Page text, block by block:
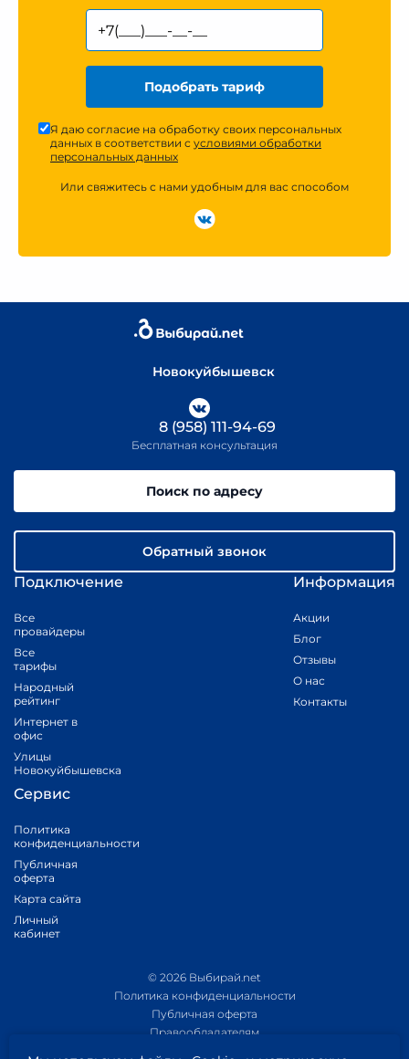
Подобрать тариф
Я даю согласие на обработку своих персональных
данных в соответствии с условиями обработки
персональных данных
Или свяжитесь с нами удобным для вас способом
Новокуйбышевск
Подключение
Все
провайдеры
Все
тарифы
Народный
рейтинг
Интернет в
офис
Улицы
Новокуйбышевска
Информация
Акции
Блог
Отзывы
О нас
Контакты
Сервис
Политика
конфиденциальности
Публичная
оферта
Карта сайта
Личный
кабинет
8 (958) 111-94-69
Бесплатная консультация
Поиск по адресу
Обратный звонок
© 2026 Выбирай.net
Политика конфиденциальности
Публичная оферта
Правообладателям